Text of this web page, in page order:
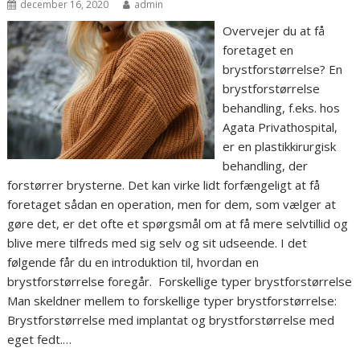
december 16, 2020 admin
Overvejer du at få
foretaget en
brystforstørrelse? En
brystforstørrelse
behandling, f.eks. hos
Agata Privathospital,
er en plastikkirurgisk
behandling, der
forstørrer brysterne. Det kan virke lidt forfængeligt at få
foretaget sådan en operation, men for dem, som vælger at
gøre det, er det ofte et spørgsmål om at få mere selvtillid og
blive mere tilfreds med sig selv og sit udseende. I det
følgende får du en introduktion til, hvordan en
brystforstørrelse foregår. Forskellige typer brystforstørrelse
Man skeldner mellem to forskellige typer brystforstørrelse:
Brystforstørrelse med implantat og brystforstørrelse med
eget fedt.…